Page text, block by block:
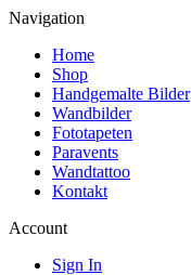
Navigation
Home
Shop
Handgemalte Bilder
Wandbilder
Fototapeten
Paravents
Wandtattoo
Kontakt
Account
Sign In